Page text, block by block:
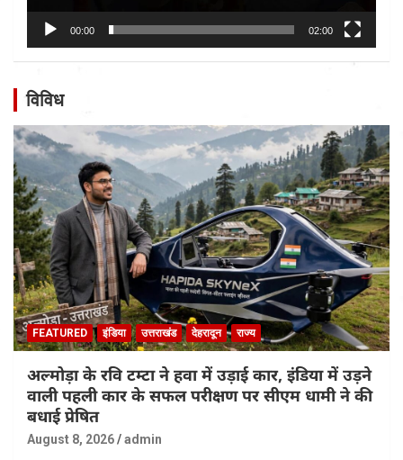
00:00 02:00
विविध
FEATURED इंडिया उत्तराखंड देहरादून राज्य
अल्मोड़ा के रवि टम्टा ने हवा में उड़ाई कार, इंडिया में उड़ने
वाली पहली कार के सफल परीक्षण पर सीएम धामी ने की
बधाई प्रेषित
August 8, 2026 admin